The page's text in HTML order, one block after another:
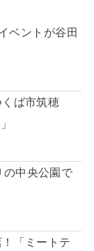
ベントが谷田
ば市筑穂
中央公園で
「ミートテ